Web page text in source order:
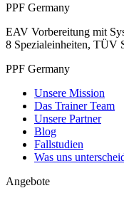
PPF Germany
EAV Vorbereitung mit
8 Spezialeinheiten, TÜV
PPF Germany
Unsere Mission
Das Trainer Team
Unsere Partner
Blog
Fallstudien
Was uns
Angebote